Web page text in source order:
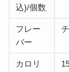
込)/個数
フレー
バー
カロリ